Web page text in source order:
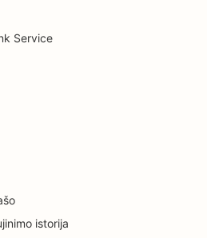
SEO
parduotuvėms
SEO
Service
istorija